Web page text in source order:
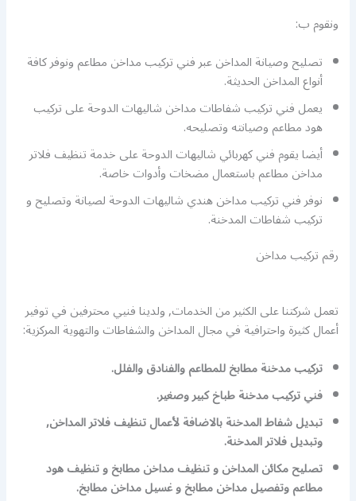
ونقوم ب:
تصليح وصيانة المداخن عبر فني تركيب مداخن مطاعم ونوفر كافة
أنواع المداخن الحديثة.
يعمل فني تركيب شفاطات مداخن شاليهات الدوحة على تركيب
هود مطاعم وصيانته وتصليحه.
أيضا يقوم فني كهربائي شاليهات الدوحة على خدمة تنظيف فلاتر
مداخن مطاعم باستعمال مضخات وأدوات خاصة.
نوفر فني تركيب مداخن هندي شاليهات الدوحة لصيانة وتصليح و
تركيب شفاطات المدخنة.
رقم تركيب مداخن
تعمل شركتنا على الكثير من الخدمات, ولدينا فنيي محترفين في توفير
أعمال كثيرة واحترافية في مجال المداخن والشفاطات والتهوية المركزية:
تركيب مدخنة مطابخ للمطاعم والفنادق والفلل.
فني تركيب مدخنة طباخ كبير وصغير.
تبديل شفاط المدخنة بالاضافة لأعمال تنظيف فلاتر المداخن,
وتبديل فلاتر المدخنة.
تصليح مكائن المداخن و تنظيف مداخن مطابخ و تنظيف هود
مطاعم وتفصيل مداخن مطابخ و غسيل مداخن مطابخ.